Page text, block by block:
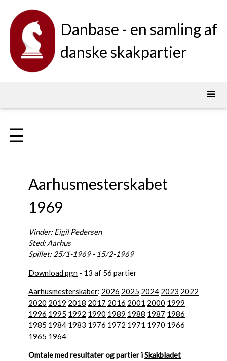
Danbase - en samling af
danske skakpartier
☰
Aarhusmesterskabet
1969
Vinder: Eigil Pedersen
Sted: Aarhus
Spillet: 25/1-1969 - 15/2-1969
Download pgn - 13 af 56 partier
Aarhusmesterskaber: 2026 2025 2024 2023 2022
2020 2019 2018 2017 2016 2001 2000 1999
1996 1995 1992 1990 1989 1988 1987 1986
1985 1984 1983 1976 1972 1971 1970 1966
1965 1964
Omtale med resultater og partier iSkakbladet